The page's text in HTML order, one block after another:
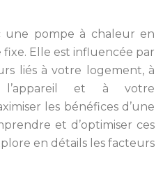
une pompe à chaleur en
fixe. Elle est influencée par
liés à votre logement, à
et à votre
les bénéfices d’une
et d’optimiser ces
en détails les facteurs